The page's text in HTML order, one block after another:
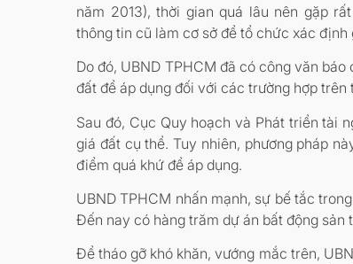
năm 2013), thời gian quá lâu nên gặp
thông tin cũ làm cơ sở để tổ chức xác
Do đó, UBND TPHCM đã có công văn
đất để áp dụng đối với các trường hợp
Sau đó, Cục Quy hoạch và Phát triển tài
giá đất cụ thể. Tuy nhiên, phương pháp
điểm quá khứ để áp dụng.
UBND TPHCM nhấn mạnh, sự bế tắc
Đến nay có hàng trăm dự án bất động sản
Để tháo gỡ khó khăn, vướng mắc trên,